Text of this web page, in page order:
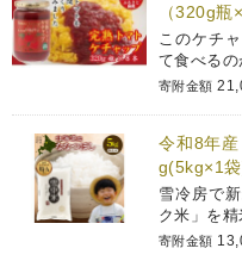
（320g
このケチ
て食べる
寄附金額
令和8年
g(5kg×1
雪冷房で
ク米」を
寄附金額